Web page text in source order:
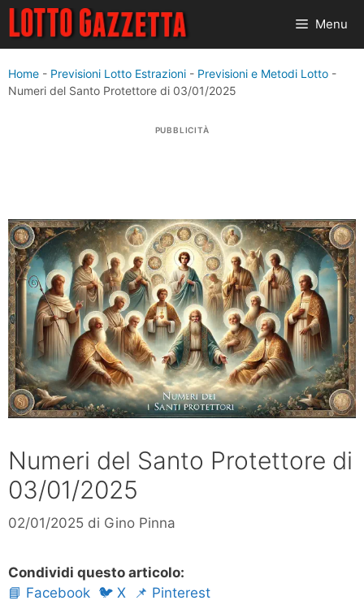
Vai
contenuto
Menu
Home - Previsioni Lotto Estrazioni - Previsioni e Metodi Lotto -
Numeri del Santo Protettore di 03/01/2025
PUBBLICITÀ
Numeri del Santo Protettore di
03/01/2025
02/01/2025 di Gino Pinna
Condividi questo articolo:
📘 Facebook 🐦 X 📌 Pinterest